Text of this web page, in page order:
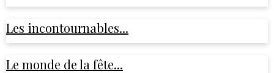
Les incontournables...
Le monde de la fête...